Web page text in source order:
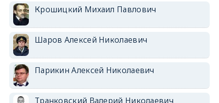
Крошицкий Михаил Павлович
Шаров Алексей Николаевич
Парикин Алексей Николаевич
Транковский Валерий Николаевич